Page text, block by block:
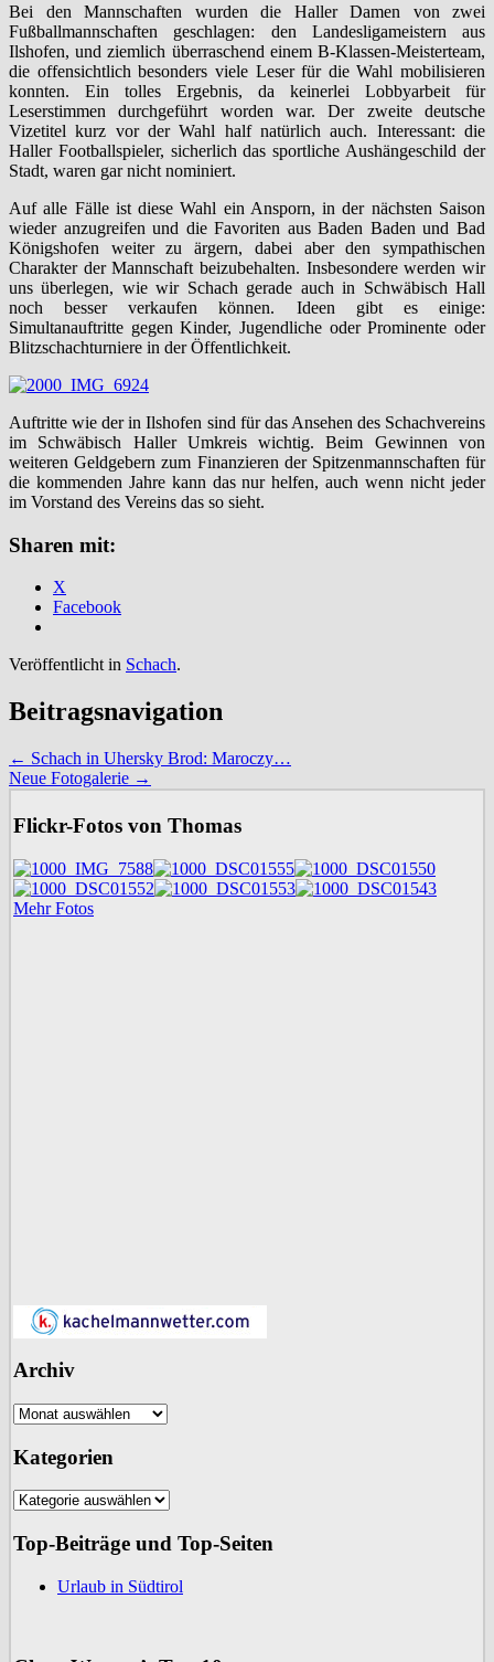
Bei den Mannschaften wurden die Haller Damen von zwei
Fußballmannschaften geschlagen: den Landesligameistern aus
Ilshofen, und ziemlich überraschend einem B-Klassen-Meisterteam,
die offensichtlich besonders viele Leser für die Wahl mobilisieren
konnten. Ein tolles Ergebnis, da keinerlei Lobbyarbeit für
Leserstimmen durchgeführt worden war. Der zweite deutsche
Vizetitel kurz vor der Wahl half natürlich auch. Interessant: die
Haller Footballspieler, sicherlich das sportliche Aushängeschild der
Stadt, waren gar nicht nominiert.
Auf alle Fälle ist diese Wahl ein Ansporn, in der nächsten Saison
wieder anzugreifen und die Favoriten aus Baden Baden und Bad
Königshofen weiter zu ärgern, dabei aber den sympathischen
Charakter der Mannschaft beizubehalten. Insbesondere werden wir
uns überlegen, wie wir Schach gerade auch in Schwäbisch Hall
noch besser verkaufen können. Ideen gibt es einige:
Simultanauftritte gegen Kinder, Jugendliche oder Prominente oder
Blitzschachturniere in der Öffentlichkeit.
Auftritte wie der in Ilshofen sind für das Ansehen des Schachvereins
im Schwäbisch Haller Umkreis wichtig. Beim Gewinnen von
weiteren Geldgebern zum Finanzieren der Spitzenmannschaften für
die kommenden Jahre kann das nur helfen, auch wenn nicht jeder
im Vorstand des Vereins das so sieht.
Sharen mit:
X
Facebook
Veröffentlicht in Schach.
Beitragsnavigation
← Schach in Uhersky Brod: Maroczy…
Neue Fotogalerie →
Flickr-Fotos von Thomas
Mehr Fotos
Archiv
Archiv
Kategorien
Kategorien
Top-Beiträge und Top-Seiten
Urlaub in Südtirol